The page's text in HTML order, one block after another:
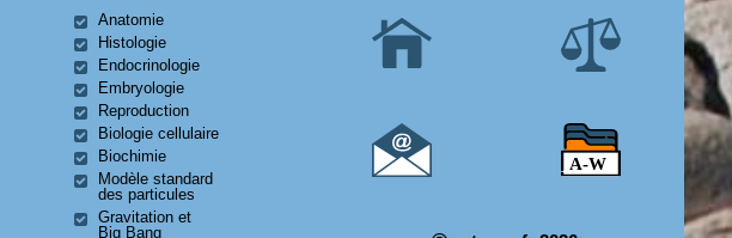
Anatomie
Histologie
Endocrinologie
Embryologie
Reproduction
Biologie cellulaire
Biochimie
Modèle standard
des particules
Gravitation et
Big Bang